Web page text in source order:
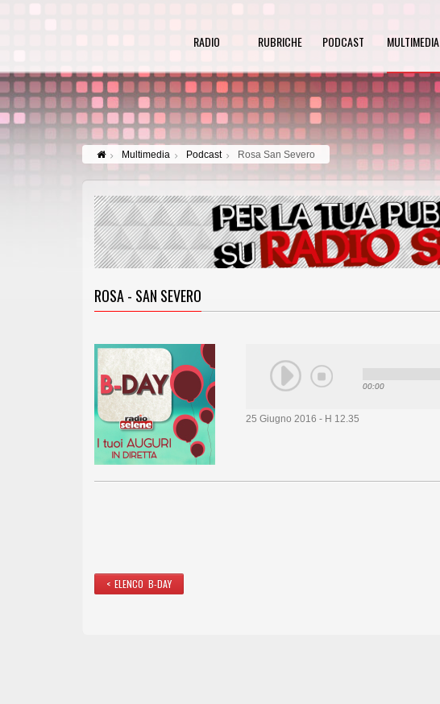
RADIO RUBRICHE PODCAST MULTIMEDIA
Multimedia Podcast Rosa San Severo
ROSA - SAN SEVERO
00:00
25 Giugno 2016 - H 12.35
< ELENCO B-DAY